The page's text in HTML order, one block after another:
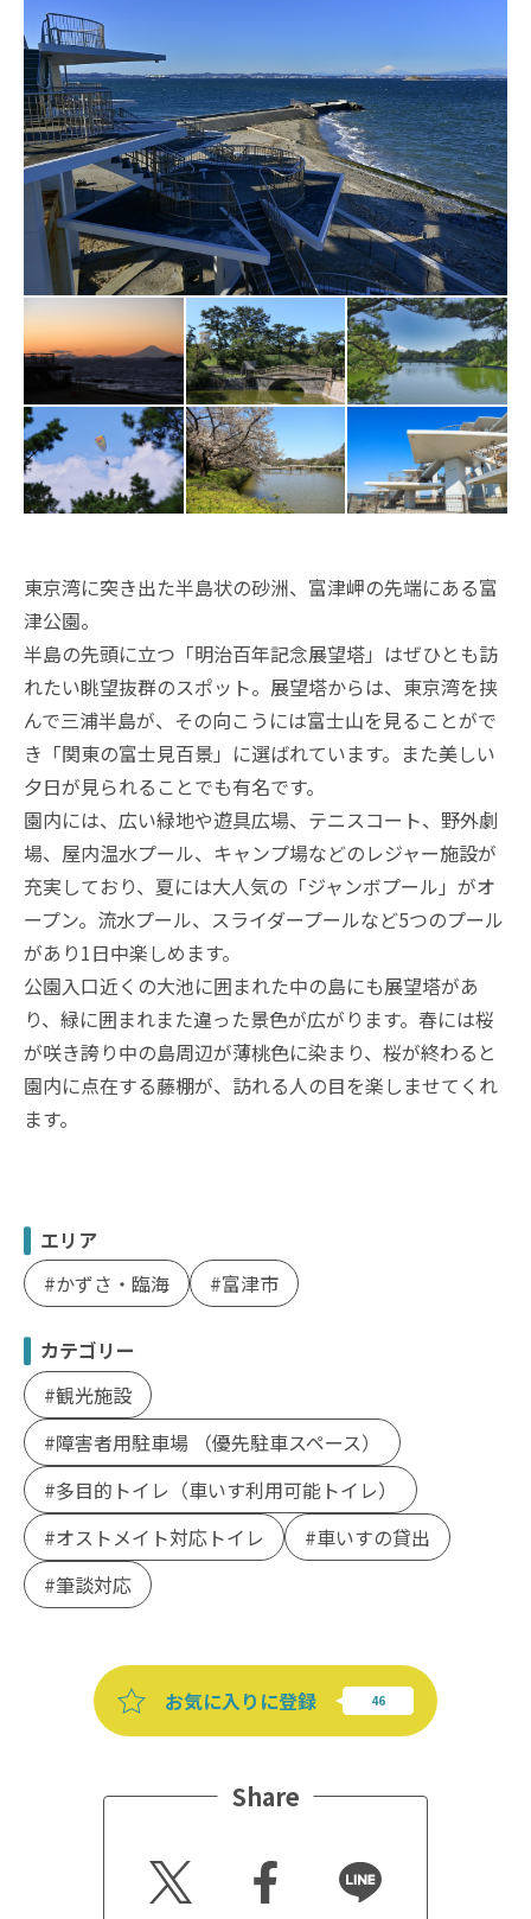
東京湾に突き出た半島状の砂洲、富津岬の先端にある富
津公園。
半島の先頭に立つ「明治百年記念展望塔」はぜひとも訪
れたい眺望抜群のスポット。展望塔からは、東京湾を挟
んで三浦半島が、その向こうには富士山を見ることがで
き「関東の富士見百景」に選ばれています。また美しい
夕日が見られることでも有名です。
園内には、広い緑地や遊具広場、テニスコート、野外劇
場、屋内温水プール、キャンプ場などのレジャー施設が
充実しており、夏には大人気の「ジャンボプール」がオ
ープン。流水プール、スライダープールなど5つのプール
があり1日中楽しめます。
公園入口近くの大池に囲まれた中の島にも展望塔があ
り、緑に囲まれまた違った景色が広がります。春には桜
が咲き誇り中の島周辺が薄桃色に染まり、桜が終わると
園内に点在する藤棚が、訪れる人の目を楽しませてくれ
ます。
エリア
かずさ・臨海
富津市
カテゴリー
観光施設
障害者用駐車場 （優先駐車スペース）
多目的トイレ（車いす利用可能トイレ）
オストメイト対応トイレ
車いすの貸出
筆談対応
お気に入りに登録
Share
Twitt
er
Faceb
ook
Line